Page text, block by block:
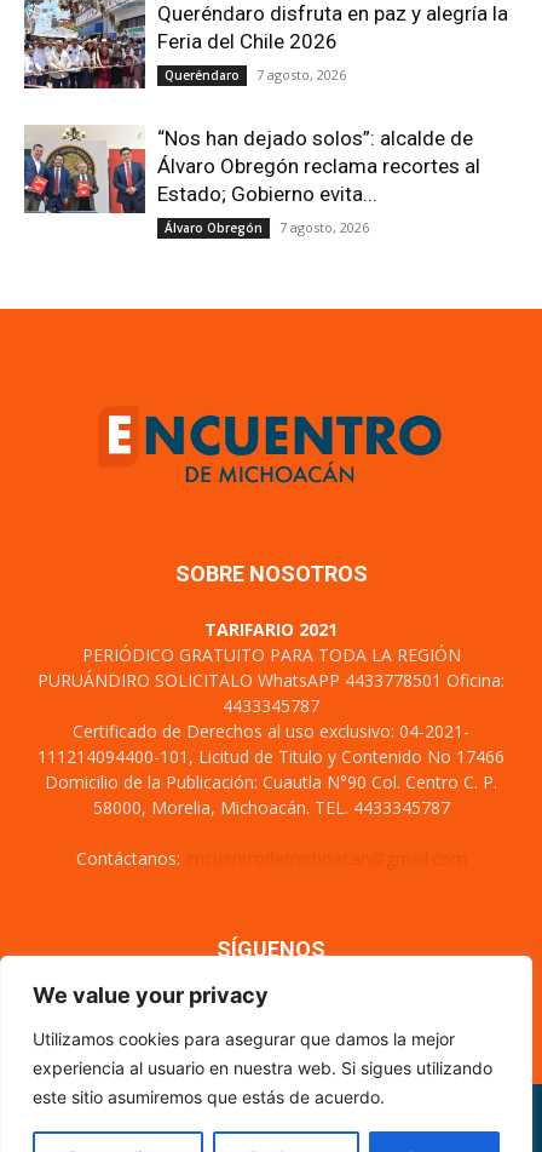
We value your privacy
Utilizamos cookies para asegurar que damos la mejor
experiencia al usuario en nuestra web. Si sigues utilizando
este sitio asumiremos que estás de acuerdo.
Queréndaro disfruta en paz y alegría la
Feria del Chile 2026
Queréndaro 7 agosto, 2026
“Nos han dejado solos”: alcalde de
Álvaro Obregón reclama recortes al
Estado; Gobierno evita...
Álvaro Obregón 7 agosto, 2026
SOBRE NOSOTROS
TARIFARIO 2021
PERIÓDICO GRATUITO PARA TODA LA REGIÓN
PURUÁNDIRO SOLICITALO WhatsAPP 4433778501 Oficina:
4433345787
Certificado de Derechos al uso exclusivo: 04-2021-
111214094400-101, Licitud de Titulo y Contenido No 17466
Domicilio de la Publicación: Cuautla N°90 Col. Centro C. P.
58000, Morelia, Michoacán. TEL. 4433345787
Contáctanos:
SÍGUENOS
Nosotros
CÓDIGO DE ÉTICA PERIODÍSTICA
XML Sitemap